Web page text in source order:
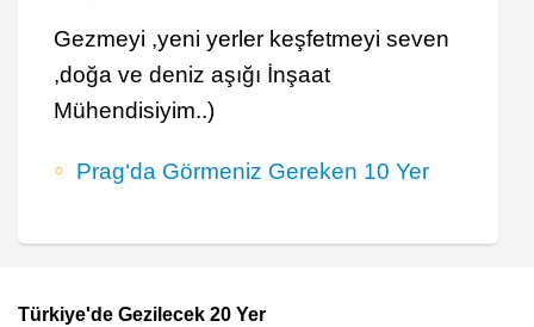
Gezmeyi ,yeni yerler keşfetmeyi seven
,doğa ve deniz aşığı İnşaat
Mühendisiyim..)
Prag‘da Görmeniz Gereken 10 Yer
Türkiye'de Gezilecek 20 Yer